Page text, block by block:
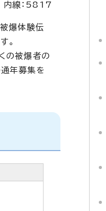
線：5817
爆体験伝
。
の被爆者の
年募集を